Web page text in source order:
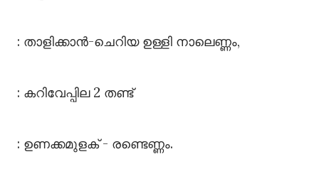
: താളിക്കാൻ-ചെറിയ ഉള്ളി നാലെണ്ണം,
: കറിവേപ്പില 2 തണ്ട്
: ഉണക്കമുളക് - രണ്ടെണ്ണം.